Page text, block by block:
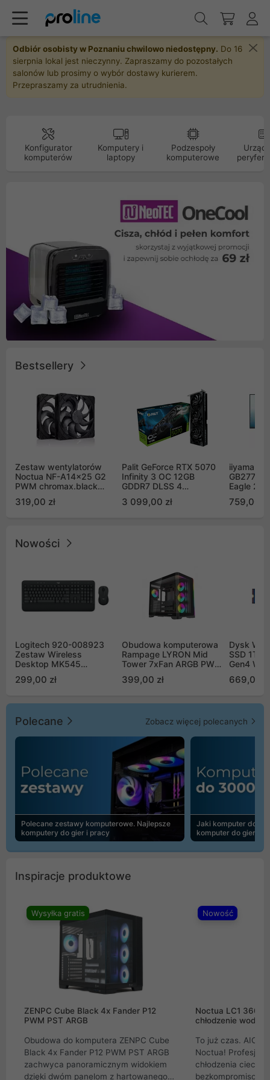
Odbiór osobisty w Poznaniu chwilowo niedostępny. Do 16
sierpnia lokal jest nieczynny. Zapraszamy do pozostałych
salonów lub prosimy o wybór dostawy kurierem.
Przepraszamy za utrudnienia.
Konfigurator
komputerów
Komputery i
laptopy
Podzespoły
komputerowe
Bestsellery
Zestaw wentylatorów
Noctua NF-A14x25 G2
PWM chromax.black
Push Pull (2szt)
319,00 zł
Palit GeForce RTX 5070
Infinity 3 OC 12GB
GDDR7 DLSS 4
GB2050S)
3 099,00 zł
iiyama G-
Eagle 27"
759,00 zł
Nowości
Logitech 920-008923
Zestaw Wireless
Desktop MK545
299,00 zł
Obudowa komputerowa
Rampage LYRON Mid
Tower 7xFan ARGB PWM
399,00 zł
Dysk WD
SSD 1TB
Gen4
669,00
Polecane Zobacz więcej polecanych
Polecane zestawy komputerowe. Najlepsze
komputery do gier i pracy
Jaki komputer do
komputer do gier |
Inspiracje produktowe
Wysyłka gratis
ZENPC Cube Black 4x Fander P12
PWM PST ARGB
Obudowa do komputera ZENPC Cube
Black 4x Fander P12 PWM PST ARGB
zachwyca panoramicznym widokiem
dzięki dwóm panelom z hartowanego
Nowość
Noctua LC1
chłodzenie wodne
To już czas. AIO
Noctua!
chłodzenia cieczą